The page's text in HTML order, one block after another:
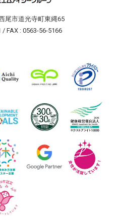
尾市道光寺町東縄65
/ FAX : 0563-56-5166